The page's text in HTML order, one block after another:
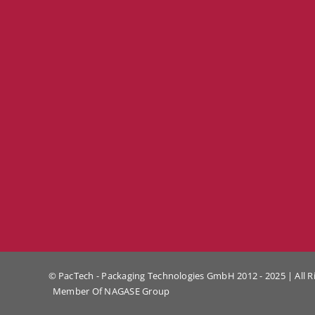
© PacTech - Packaging Technologies GmbH 2012 - 2025 | All
Member OfNAGASE Group